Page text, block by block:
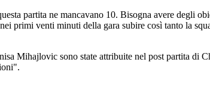
partita ne mancavano 10. Bisogna avere degli
primi venti minuti della gara subire così tanto la
Mihajlovic sono state attribuite nel post partita di